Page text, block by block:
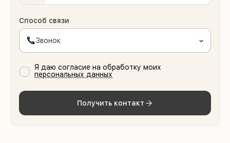
Способ связи
Звонок
Я даю согласие на обработку моих
персональных данных
Получить контакт